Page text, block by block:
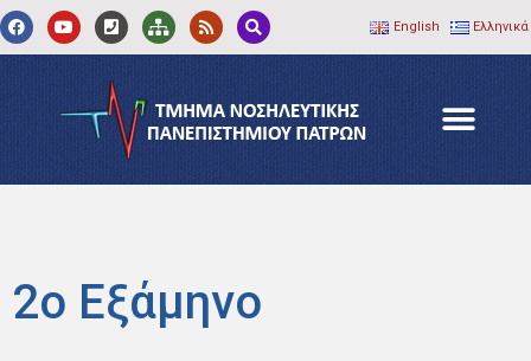
English Ελληνικά
2ο Εξάμηνο